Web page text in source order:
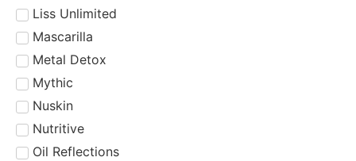
Liss Unlimited
Mascarilla
Metal Detox
Mythic
Nuskin
Nutritive
Oil Reflections